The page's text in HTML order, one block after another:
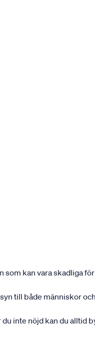
kan vara skadliga
till både människor
inte nöjd kan du alltid